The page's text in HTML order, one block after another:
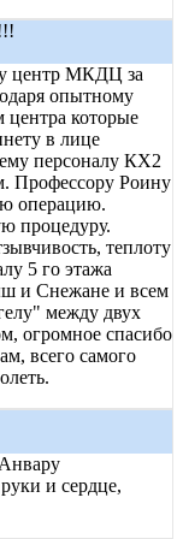
центр МКДЦ за
опытному
центра которые
в лице
персоналу КХ2
Профессору Роину
операцию.
процедуру.
теплоту
5 го этажа
и Снежане и всем
между двух
огромное спасибо
всего самого
и сердце,